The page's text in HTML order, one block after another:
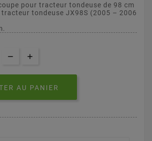
pour tracteur tondeuse de 98 cm
tondeuse JX98S (2005 – 2006
AU PANIER